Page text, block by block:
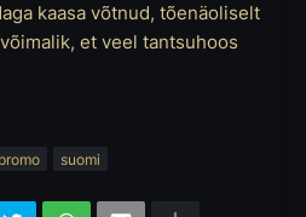
kaasa võtnud, tõenäoliselt
et veel tantsuhoos
promo suomi